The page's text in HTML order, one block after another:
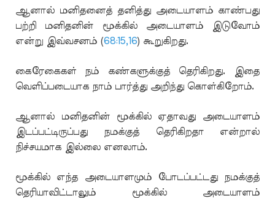
ஆனால் மனிதனைத் தனித்து அடையாளம் காண்பது
பற்றி மனிதனின் மூக்கில் அடையாளம் இடுவோம்
என்று இவ்வசனம் (68:15,16) கூறுகிறது.
கைரேகைகள் நம் கண்களுக்குத் தெரிகிறது. இதை
வெளிப்படையாக நாம் பார்த்து அறிந்து கொள்கிறோம்.
ஆனால் மனிதனின் மூக்கில் ஏதாவது அடையாளம்
இடப்பட்டிருப்பது நமக்குத் தெரிகிறதா என்றால்
நிச்சயமாக இல்லை எனலாம்.
மூக்கில் எந்த அடையாளமும் போடப்பட்டது நமக்குத்
தெரியாவிட்டாலும் மூக்கில் அடையாளம்